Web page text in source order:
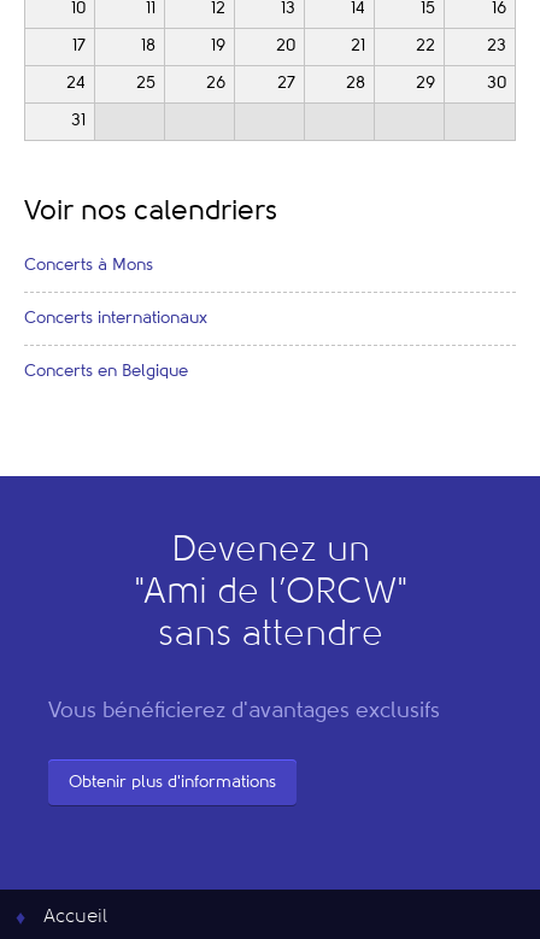
10 11 12 13 14 15 16
17 18 19 20 21 22 23
24 25 26 27 28 29 30
31
Voir nos calendriers
Concerts à Mons
Concerts internationaux
Concerts en Belgique
Devenez un
"Ami de l’ORCW"
sans attendre
Vous bénéficierez d'avantages exclusifs
Obtenir plus d'informations
Accueil